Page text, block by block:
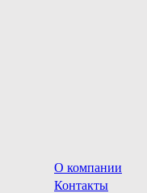
О компании
Контакты